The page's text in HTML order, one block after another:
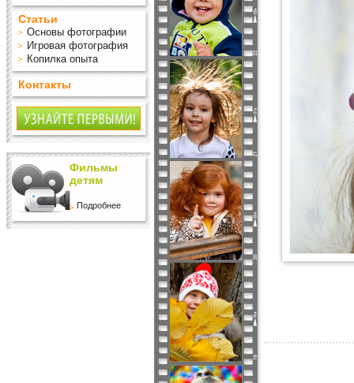
Статьи
Основы фотографии
Игровая фотография
Копилка опыта
Контакты
Фильмы
детям
Подробнее